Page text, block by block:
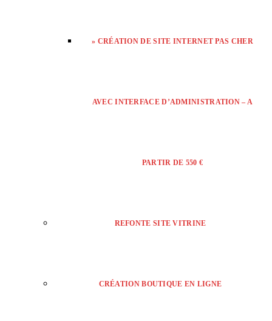
» CRÉATION DE SITE INTERNET PAS CHER
AVEC INTERFACE D’ADMINISTRATION – A
PARTIR DE 550 €
REFONTE SITE VITRINE
CRÉATION BOUTIQUE EN LIGNE